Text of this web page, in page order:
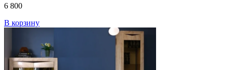
6 800
В корзину